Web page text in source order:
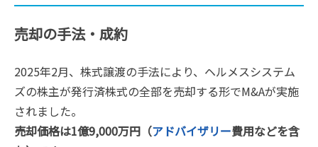
売却の手法・成約
2025年2月、株式譲渡の手法により、ヘルメスシステム
ズの株主が発行済株式の全部を売却する形でM&Aが実施
されました。
売却価格は1億9,000万円（アドバイザリー費用などを含